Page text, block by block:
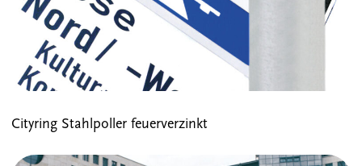
Cityring Stahlpoller feuerverzinkt